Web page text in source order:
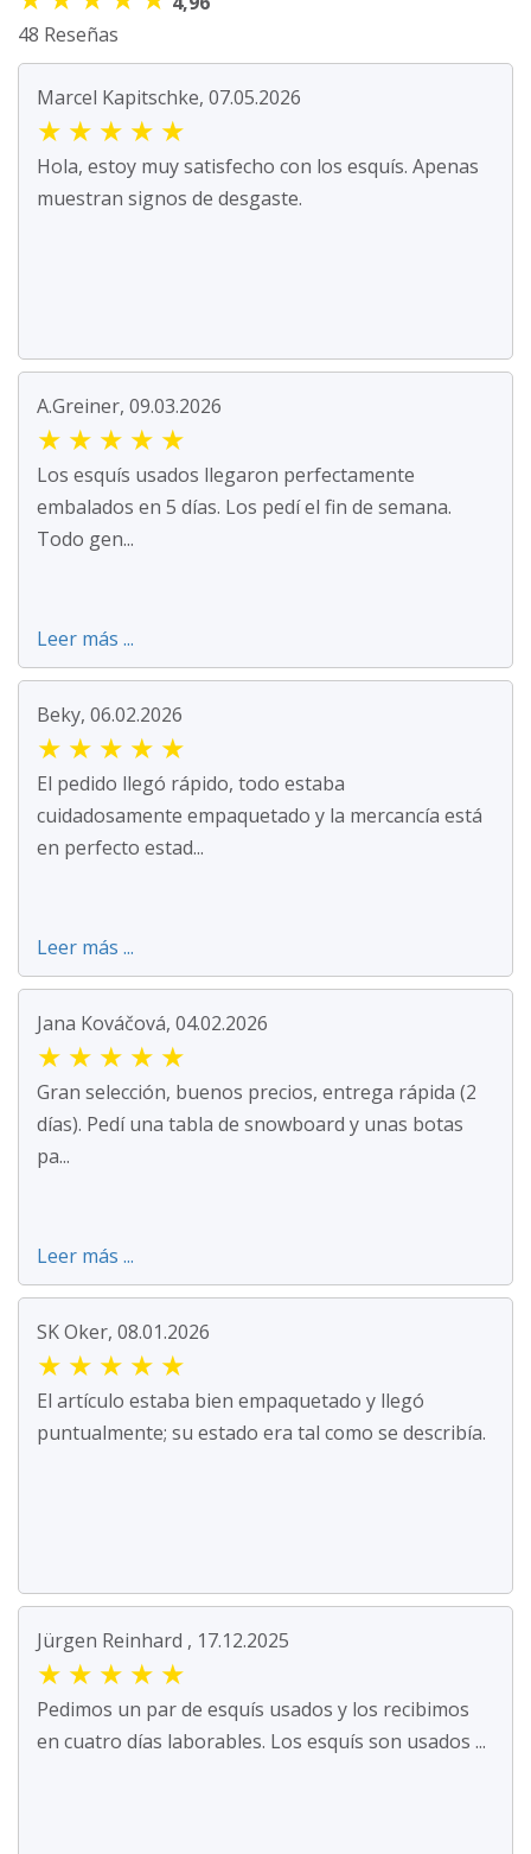
48 Reseñas
Marcel Kapitschke, 07.05.2026
★ ★ ★ ★ ★
Hola, estoy muy satisfecho con los esquís. Apenas
muestran signos de desgaste.
A.Greiner, 09.03.2026
★ ★ ★ ★ ★
Los esquís usados llegaron perfectamente
embalados en 5 días. Los pedí el fin de semana.
Todo gen...
Leer más ...
Beky, 06.02.2026
★ ★ ★ ★ ★
El pedido llegó rápido, todo estaba
cuidadosamente empaquetado y la mercancía está
en perfecto estad...
Leer más ...
Jana Kováčová, 04.02.2026
★ ★ ★ ★ ★
Gran selección, buenos precios, entrega rápida (2
días). Pedí una tabla de snowboard y unas botas
pa...
Leer más ...
SK Oker, 08.01.2026
★ ★ ★ ★ ★
El artículo estaba bien empaquetado y llegó
puntualmente; su estado era tal como se describía.
Jürgen Reinhard , 17.12.2025
★ ★ ★ ★ ★
Pedimos un par de esquís usados y los recibimos
en cuatro días laborables. Los esquís son usados ...